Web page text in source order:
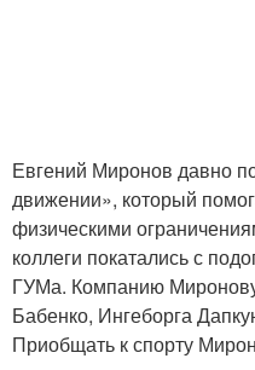
Евгений Миронов давно
движении», который
физическими
коллеги покатались с
ГУМа. Компанию
Бабенко, Ингеборга
Приобщать к спорту